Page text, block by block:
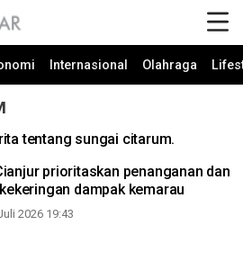
Internasional Olahraga
tentang sungai citarum.
prioritaskan penanganan dan
dampak kemarau
2026 19:43